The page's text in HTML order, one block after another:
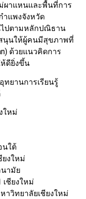
ผาแหนและพื้นที่การ
ำแพงจังหวัด
ไปตามหลักปณิธาน
นุนให้ผู้คนมีสุขภาพที่
ด้วยแนวคิดการ
ดียิ่งขึ้น
ทยานการเรียนรู้
ใหม่
นใต้
งใหม่
ามัย
ชียงใหม่
าวิทยาลัยเชียงใหม่